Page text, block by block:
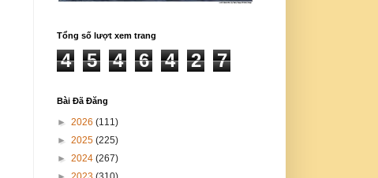
Tổng số lượt xem trang
4 5 4 6 4 2 7
Bài Đã Đăng
► 2026 (111)
► 2025 (225)
► 2024 (267)